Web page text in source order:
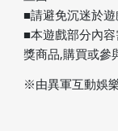
■請避免沉迷於
■本遊戲部分內
獎商品,購買或參
※由異軍互動娛